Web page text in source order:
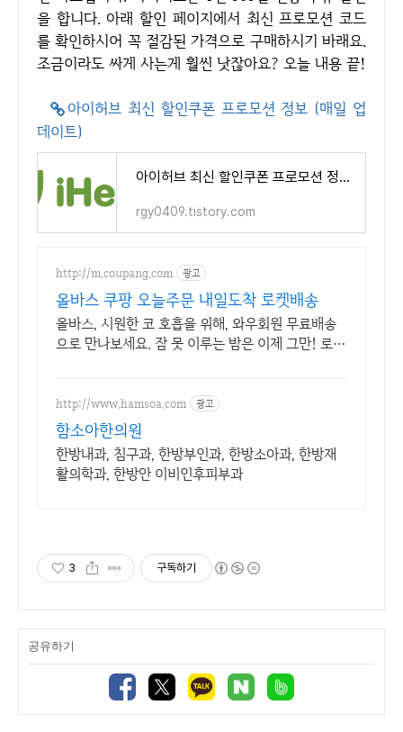
을 합니다. 아래 할인 페이지에서 최신 프로모션 코드
를 확인하시어 꼭 절감된 가격으로 구매하시기 바래요.
조금이라도 싸게 사는게 훨씬 낫잖아요? 오늘 내용 끝!
아이허브 최신 할인쿠폰 프로모션 정보 (매일 업
데이트)
아이허브 최신 할인쿠폰 프로모션 정보 (매일 업데이트)
rgy0409.tistory.com
http://m.coupang.com 광고
올바스 쿠팡 오늘주문 내일도착 로켓배송
올바스, 시원한 코 호흡을 위해, 와우회원 무료배송
으로 만나보세요. 잠 못 이루는 밤은 이제 그만! 로켓
http://www.hamsoa.com 광고
함소아한의원
한방내과, 침구과, 한방부인과, 한방소아과, 한방재
활의학과, 한방안 이비인후피부과
3 구독하기
공유하기